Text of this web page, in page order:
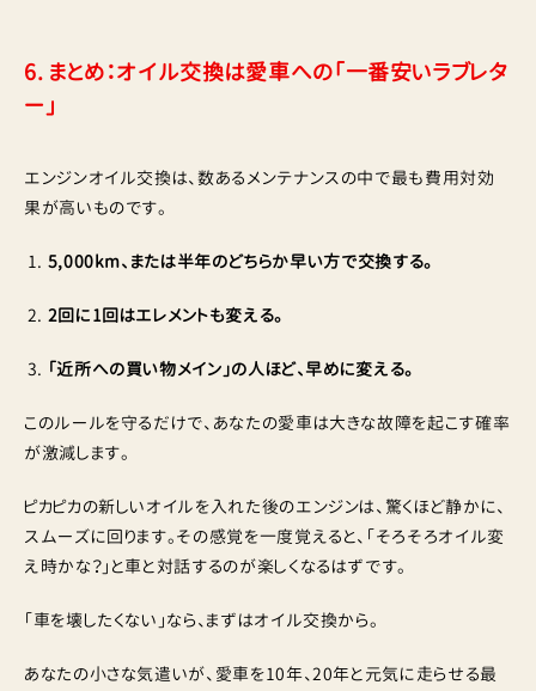
6. まとめ：オイル交換は愛車への「一番安いラブレタ
ー」
エンジンオイル交換は、数あるメンテナンスの中で最も費用対効
果が高いものです。
5,000km、または半年のどちらか早い方で交換する。
2回に1回はエレメントも変える。
「近所への買い物メイン」の人ほど、早めに変える。
このルールを守るだけで、あなたの愛車は大きな故障を起こす確率
が激減します。
ピカピカの新しいオイルを入れた後のエンジンは、驚くほど静かに、
スムーズに回ります。その感覚を一度覚えると、「そろそろオイル変
え時かな？」と車と対話するのが楽しくなるはずです。
「車を壊したくない」なら、まずはオイル交換から。
あなたの小さな気遣いが、愛車を10年、20年と元気に走らせる最